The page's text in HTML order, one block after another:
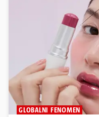
GLOBALNI FENOMEN